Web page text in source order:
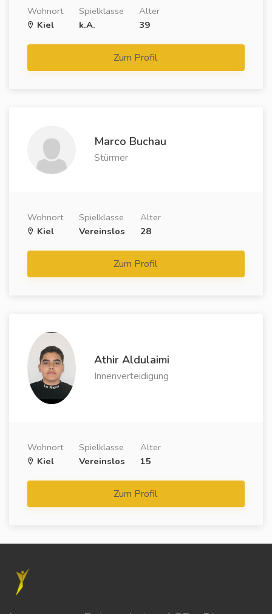
Wohnort
Kiel
Spielklasse
k.A.
Alter
39
Zum Profil
Marco Buchau
Stürmer
Wohnort
Kiel
Spielklasse
Vereinslos
Alter
28
Zum Profil
Athir Aldulaimi
Innenverteidigung
Wohnort
Kiel
Spielklasse
Vereinslos
Alter
15
Zum Profil